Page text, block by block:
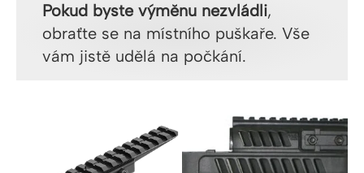
Pokud byste výměnu nezvládli,
obraťte se na místního puškaře. Vše
vám jistě udělá na počkání.